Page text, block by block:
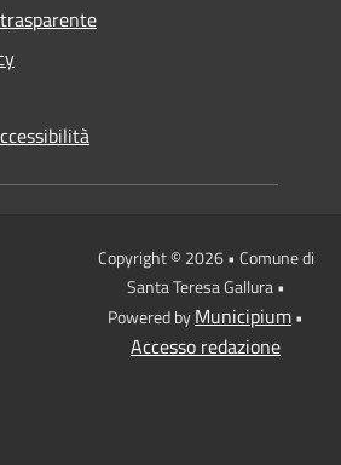
Copyright © 2026 • Comune di
Santa Teresa Gallura •
Powered byMunicipium•
Accesso redazione